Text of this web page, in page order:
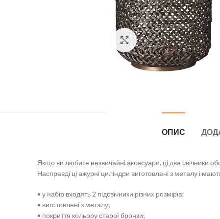
Натисніть, щоб збільшити
ОПИС
Якщо ви любите незвичайні аксесуари, ці два свічники
Насправді ці ажурні циліндри виготовлені з металу і
• у набір входять 2 підсвічники різних розмірів;
• виготовлені з металу;
• покриття кольору старої бронзи;